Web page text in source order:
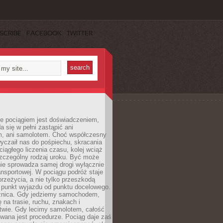
FACEBOOK TWITTER
pociągiem jest doświadczeniem,
się w pełni zastąpić ani
ani samolotem. Choć współczesny
nas do pośpiechu, skracania
liczenia czasu, kolej wciąż
rodzaj uroku. Być może
sprowadza samej drogi wyłącznie
W pociągu podróż staje
a nie tylko przeszkodą
wyjazdu od punktu docelowego.
Gdy jedziemy samochodem,
na trasie, ruchu, znakach i
Gdy lecimy samolotem, całość
jest procedurze. Pociąg daje zaś